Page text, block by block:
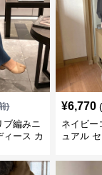
)
編みニ
ィース カ
¥6,770
ネイビー
ュアル